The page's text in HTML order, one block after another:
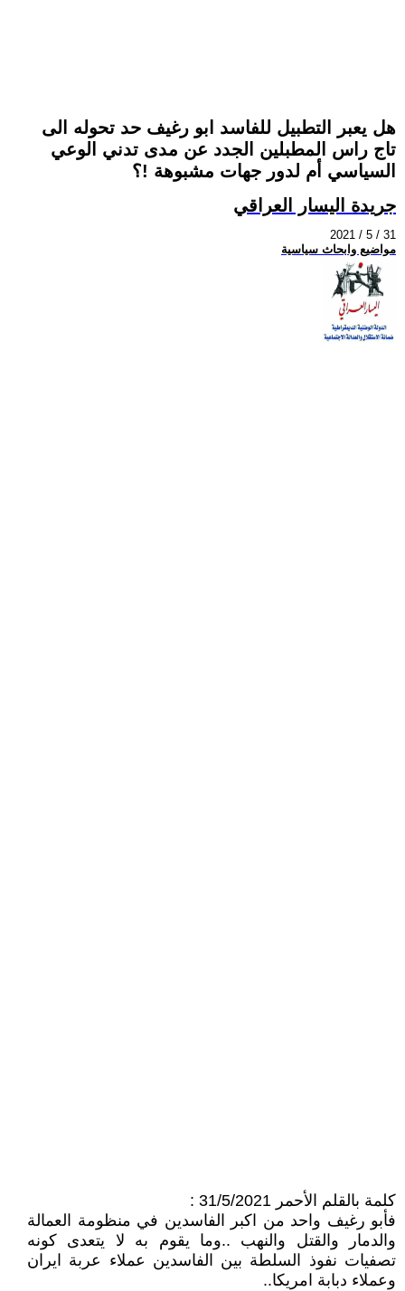
هل يعبر التطبيل للفاسد ابو رغيف حد تحوله الى
تاج راس المطبلين الجدد عن مدى تدني الوعي
السياسي أم لدور جهات مشبوهة !؟
جريدة اليسار العراقي
2021 / 5 / 31
مواضيع وابحاث سياسية
كلمة بالقلم الأحمر 31/5/2021 :
فأبو رغيف واحد من اكبر الفاسدين في منظومة العمالة
والدمار والقتل والنهب ..وما يقوم به لا يتعدى كونه
تصفيات نفوذ السلطة بين الفاسدين عملاء عربة ايران
وعملاء دبابة امريكا..